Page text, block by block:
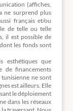
(affiches,
ne surprend plus
français et/ou
de telle ou telle
il est possible de
les fonds sont
esthétiques que
de financements
ne sont
est ailleurs. Elle
le déploiement
dans les réseaux